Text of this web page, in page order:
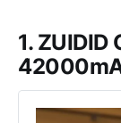
1.